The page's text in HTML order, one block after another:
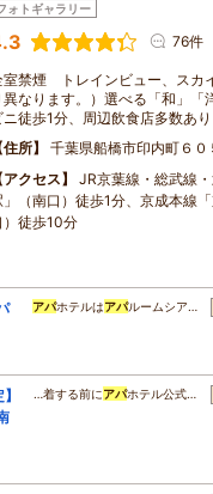
ォトギャラリー
76件
室禁煙 トレインビュー、スカ
異なります。）選べる「和」「
ニ徒歩1分、周辺飲食店多数あ
住所
千葉県船橋市印内町６０
アクセス
JR京葉線・総武線
」（南口）徒歩1分、京成本線
）徒歩10分
アパホテルはアパルームシア…
…着する前にアパホテル公式…